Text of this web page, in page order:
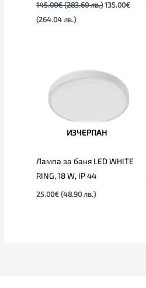
145.00€ (283.60 лв.) 135.00€
(264.04 лв.)
ИЗЧЕРПАН
Лампа за баня LED WHITE
RING, 18 W, IP 44
25.00€ (48.90 лв.)